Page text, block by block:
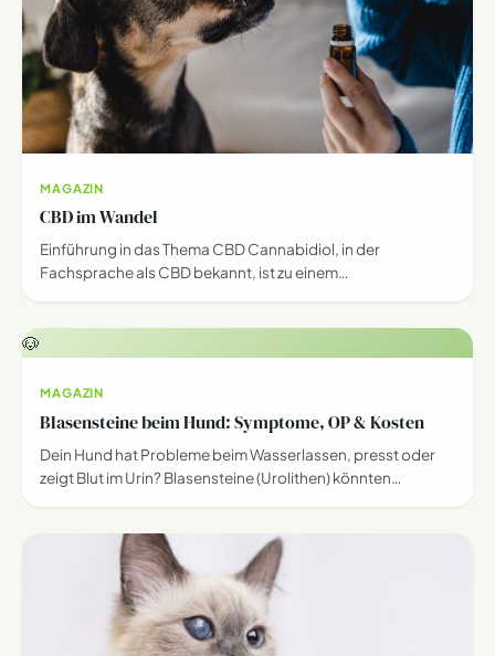
MAGAZIN
CBD im Wandel
Einführung in das Thema CBD Cannabidiol, in der
Fachsprache als CBD bekannt, ist zu einem…
🐶
MAGAZIN
Blasensteine beim Hund: Symptome, OP & Kosten
Dein Hund hat Probleme beim Wasserlassen, presst oder
zeigt Blut im Urin? Blasensteine (Urolithen) könnten…